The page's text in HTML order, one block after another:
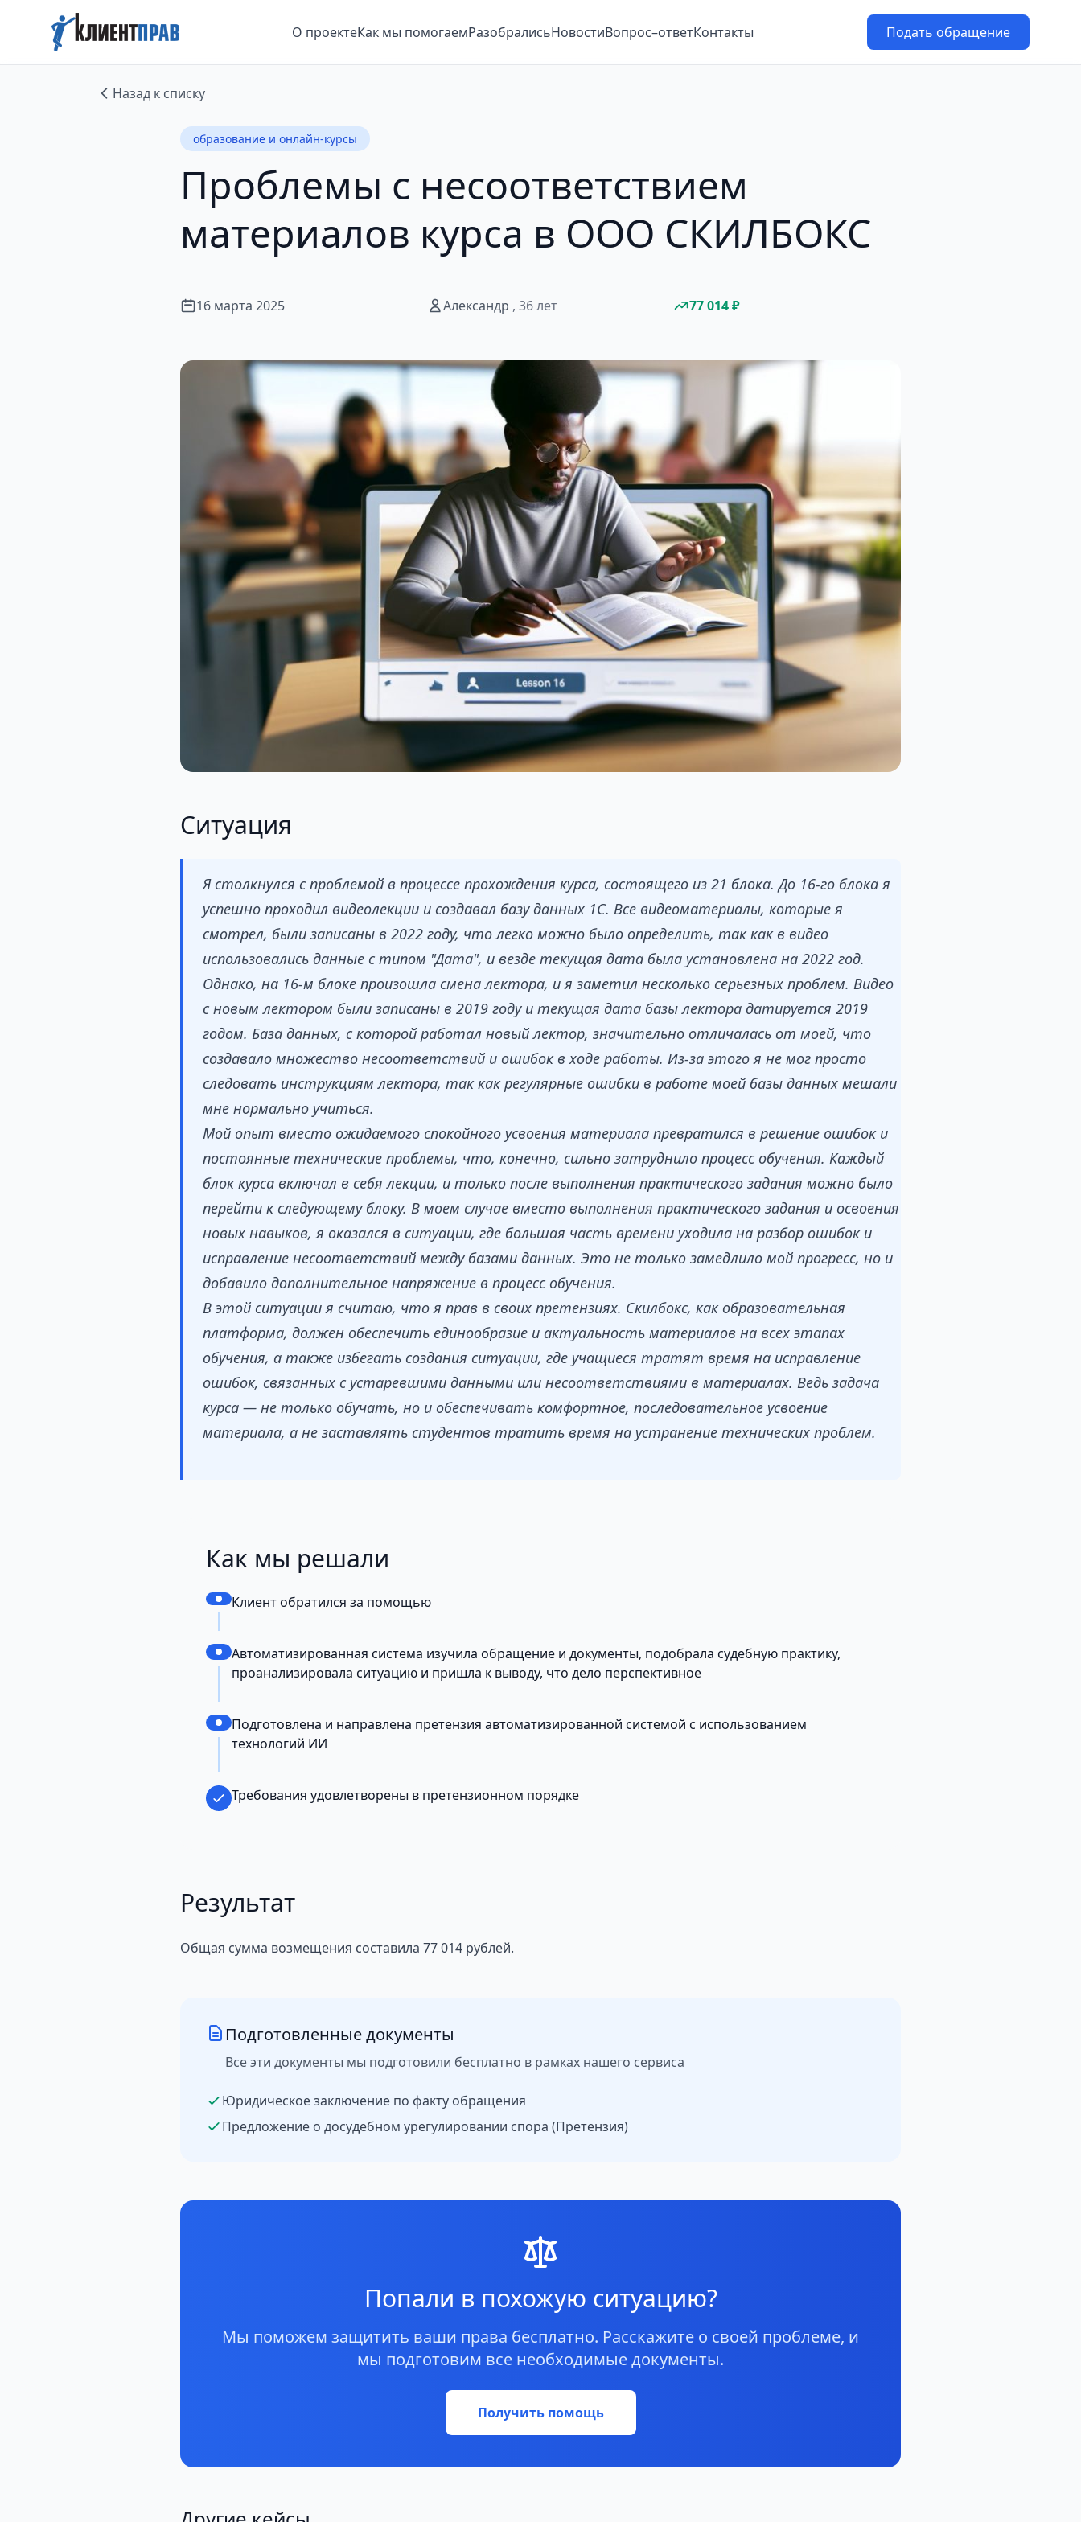
О проектеКак мы помогаемРазобралисьНовостиВопрос–ответКонтакты Подать обращение
Назад к списку
образование и онлайн-курсы
Проблемы с несоответствием
материалов курса в ООО СКИЛБОКС
16 марта 2025 Александр , 36 лет 77 014 ₽
Ситуация
Я столкнулся с проблемой в процессе прохождения курса, состоящего из 21 блока. До 16-го блока я
успешно проходил видеолекции и создавал базу данных 1С. Все видеоматериалы, которые я
смотрел, были записаны в 2022 году, что легко можно было определить, так как в видео
использовались данные с типом "Дата", и везде текущая дата была установлена на 2022 год.
Однако, на 16-м блоке произошла смена лектора, и я заметил несколько серьезных проблем. Видео
с новым лектором были записаны в 2019 году и текущая дата базы лектора датируется 2019
годом. База данных, с которой работал новый лектор, значительно отличалась от моей, что
создавало множество несоответствий и ошибок в ходе работы. Из-за этого я не мог просто
следовать инструкциям лектора, так как регулярные ошибки в работе моей базы данных мешали
мне нормально учиться.
Мой опыт вместо ожидаемого спокойного усвоения материала превратился в решение ошибок и
постоянные технические проблемы, что, конечно, сильно затруднило процесс обучения. Каждый
блок курса включал в себя лекции, и только после выполнения практического задания можно было
перейти к следующему блоку. В моем случае вместо выполнения практического задания и освоения
новых навыков, я оказался в ситуации, где большая часть времени уходила на разбор ошибок и
исправление несоответствий между базами данных. Это не только замедлило мой прогресс, но и
добавило дополнительное напряжение в процесс обучения.
В этой ситуации я считаю, что я прав в своих претензиях. Скилбокс, как образовательная
платформа, должен обеспечить единообразие и актуальность материалов на всех этапах
обучения, а также избегать создания ситуации, где учащиеся тратят время на исправление
ошибок, связанных с устаревшими данными или несоответствиями в материалах. Ведь задача
курса — не только обучать, но и обеспечивать комфортное, последовательное усвоение
материала, а не заставлять студентов тратить время на устранение технических проблем.
Как мы решали
Клиент обратился за помощью
Автоматизированная система изучила обращение и документы, подобрала судебную практику,
проанализировала ситуацию и пришла к выводу, что дело перспективное
Подготовлена и направлена претензия автоматизированной системой с использованием
технологий ИИ
Требования удовлетворены в претензионном порядке
Результат
Общая сумма возмещения составила 77 014 рублей.
Подготовленные документы
Все эти документы мы подготовили бесплатно в рамках нашего сервиса
Юридическое заключение по факту обращения
Предложение о досудебном урегулировании спора (Претензия)
Попали в похожую ситуацию?
Мы поможем защитить ваши права бесплатно. Расскажите о своей проблеме, и
мы подготовим все необходимые документы.
Получить помощь